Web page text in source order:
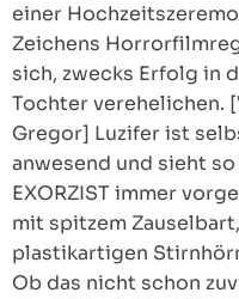
einer
Zeichens
sich, zwecks Erfolg in
Tochter verehelichen.
Gregor] Luzifer ist
anwesend und sieht
EXORZIST immer
mit spitzem
plastikartigen
Ob das nicht schon